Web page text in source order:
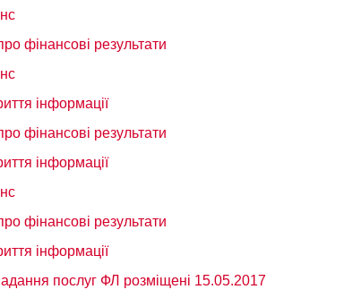
фінансові результати
інформації
фінансові результати
інформації
фінансові результати
інформації
послуг ФЛ розміщені 15.05.2017